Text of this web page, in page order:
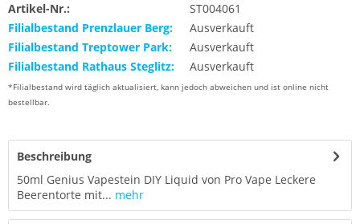
Artikel-Nr.:
ST004061
Filialbestand Prenzlauer Berg:
Ausverkauft
Filialbestand Treptower Park:
Ausverkauft
Filialbestand Rathaus Steglitz:
Ausverkauft
*Filialbestand wird täglich aktualisiert, kann jedoch abweichen und ist online nicht
bestellbar.
Beschreibung
50ml Genius Vapestein DIY Liquid von Pro Vape Leckere
Beerentorte mit... mehr